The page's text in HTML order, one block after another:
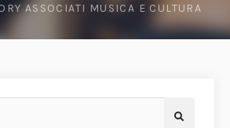
ASSOCIATI MUSICA E CULTURA